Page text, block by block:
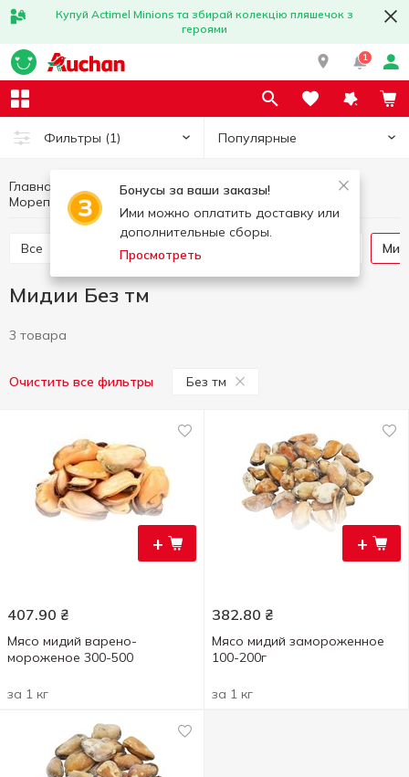
Купуй Actimel Minions та збирай колекцію пляшечок з
героями
1
Фильтры (1) Популярные
Бонусы за ваши заказы!
Ими можно оплатить доставку или
дополнительные сборы.
Просмотреть
Главная Рыба и морепродукты
Морепродукты замороженные
Все Креветки
Мидии Без тм
3 товара
Очистить все фильтры Без тм
+
407.90 ₴
Мясо мидий варено-
мороженое 300-500
за 1 кг
+
382.80 ₴
Мясо мидий замороженное
100-200г
за 1 кг